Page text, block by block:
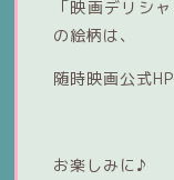
「映画デリシ
の絵柄は、
随時映画公式
お楽しみに♪